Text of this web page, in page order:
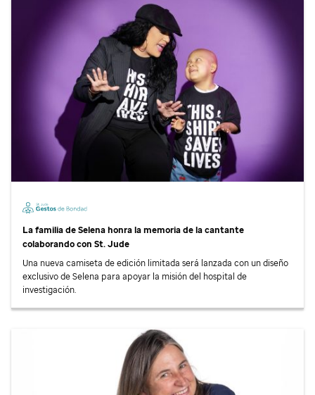
La familia de Selena honra la memoria de la cantante
colaborando con St. Jude
Una nueva camiseta de edición limitada será lanzada con un diseño
exclusivo de Selena para apoyar la misión del hospital de
investigación.